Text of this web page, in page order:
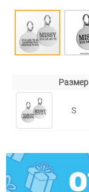
Размер
S